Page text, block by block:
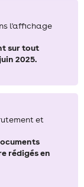
l'affichage
sur tout
juin 2025.
et
rédigés en